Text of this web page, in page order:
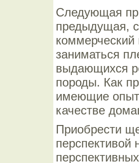
Следующая
предыдущая,
коммерческий
заниматься
выдающихся
породы. Как
имеющие опыт
качестве
Приобрести
перспективой